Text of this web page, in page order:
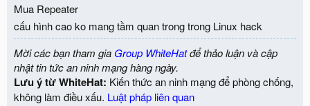
Mua Repeater
cấu hình cao ko mang tầm quan trong trong Linux hack
Mời các bạn tham gia Group WhiteHatđể thảo luận và cập
nhật tin tức an ninh mạng hàng ngày.
Lưu ý từ WhiteHat: Kiến thức an ninh mạng để phòng chống,
không làm điều xấu. Luật pháp liên quan